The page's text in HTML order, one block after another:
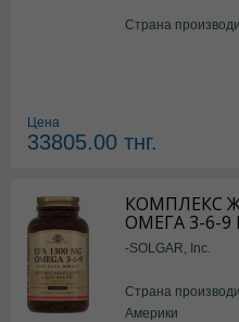
Страна
Цена
33805.00 тнг.
КОМПЛЕКС
ОМЕГА 3-6-9
-SOLGAR, Inc.
Страна
Америки